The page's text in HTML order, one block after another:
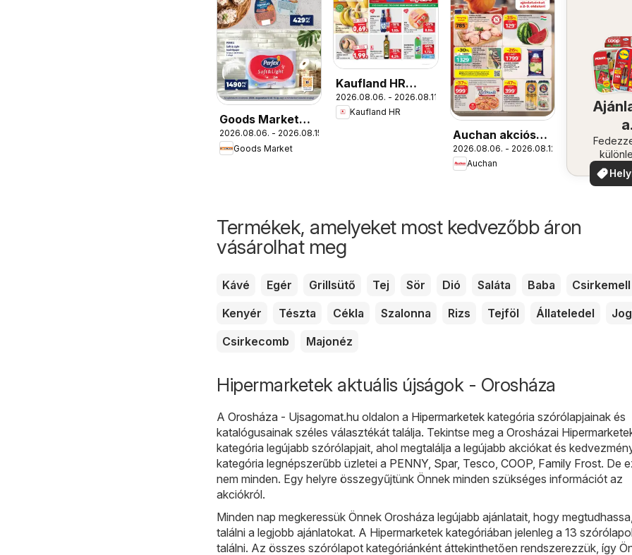
Goods Market
akciós újság
2026.08.06. - 2026.08.15.
Goods Market
Kaufland HR
akciós újság
2026.08.06. - 2026.08.11.
Kaufland HR
Auchan akciós
újság
2026.08.06. - 2026.08.12.
Auchan
a
Termékek, amelyeket most kedvezőbb áron
vásárolhat meg
Kávé Egér Grillsütő Tej Sör Dió Saláta Baba
Csirkemell
Kenyér
Tészta Cékla Szalonna Rizs Tejföl Állateledel
Csirkecomb
Majonéz
Hipermarketek aktuális újságok - Orosháza
A Orosháza - Ujsagomat.hu oldalon a Hipermarketek kategória szórólapjainak és
katalógusainak széles választékát találja. Tekintse meg a Orosházai
kategória legújabb szórólapjait, ahol megtalálja a legújabb akciókat és
kategória legnépszerűbb üzletei a PENNY, Spar, Tesco COOP Family Frost. De
nem minden. Egy helyre összegyűjtünk Önnek minden szükséges információt az
akciókról.
Minden nap megkeressük Önnek Orosháza legújabb ajánlatait, hogy
találni a legjobb ajánlatokat. A Hipermarketek kategóriában jelenleg a 13
találni. Az összes szórólapot kategóriánként áttekinthetően rendszerezzük, így